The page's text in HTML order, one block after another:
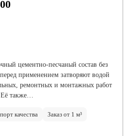
цементно-песчаный состав без
применением затворяют водой
ремонтных и монтажных работ
Её также…
качества Заказ от 1 м³